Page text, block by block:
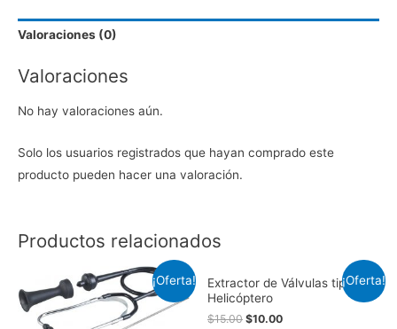
(Liga)
Valoraciones (0)
Valoraciones
No hay valoraciones aún.
Solo los usuarios registrados que hayan comprado este
producto pueden hacer una valoración.
Productos relacionados
¡Oferta! ¡Oferta!
Extractor de Válvulas tipo
Helicóptero
$15.00 $10.00